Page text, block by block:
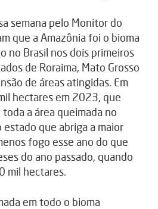
semana pelo Monitor do
que a Amazônia foi o bioma
no Brasil nos dois primeiros
de Roraima, Mato Grosso
de áreas atingidas. Em
hectares em 2023, que
a área queimada no
estado que abriga a maior
fogo esse ano do que
do ano passado, quando
mil hectares.
em todo o bioma